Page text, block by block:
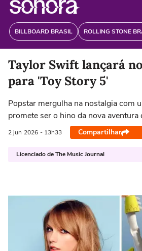
BILLBOARD BRASIL ROLLING STONE
Taylor Swift lançará
para 'Toy Story 5'
Popstar mergulha na nostalgia com
promete ser o hino da nova aventura
2 jun 2026 - 13h33 Compartilhar
Licenciado de The Music Journal